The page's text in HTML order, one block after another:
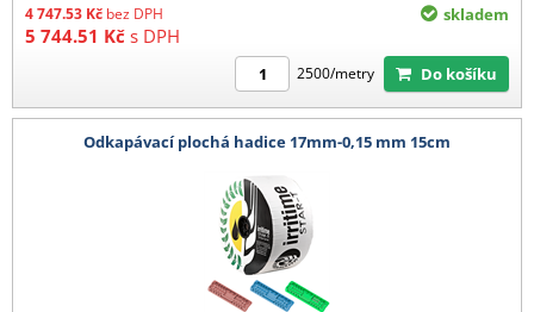
4 747.53 Kč bez DPH
5 744.51 Kč s DPH
skladem
2500/metry Do košíku
Odkapávací plochá hadice 17mm-0,15 mm 15cm